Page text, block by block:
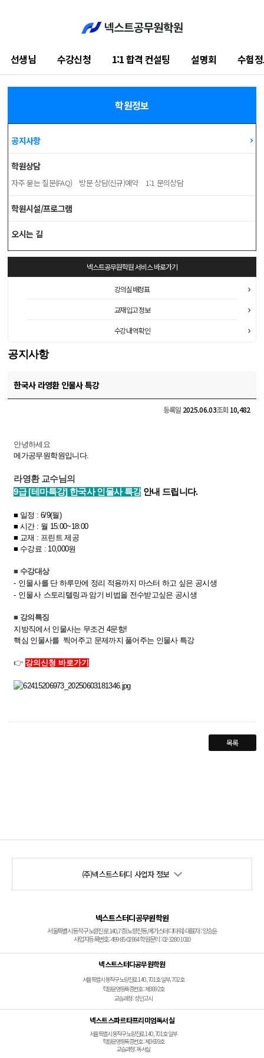
선생님 수강신청 1:1 합격 컨설팅 설명회 수험
학습지원센터
학원정보
공지사항
학원상담
자주 묻는 질문(FAQ) 방문 상담(신규)예약 1:1 문의상담
학원시설/프로그램
오시는 길
넥스트공무원학원서비스 바로가기
강의실 배정표
교재 입고 정보
수강 내역 확인
공지사항
한국사 라영환 인물사 특강
등록일 2025.06.03조회 10,482
안녕하세요
메가공무원학원입니다.
라영환 교수님의
9급 [테마특강] 한국사 인물사 특강 안내 드립니다.
■ 일정 : 6/9(월)
■​시간 : 월 15:00~18:00
■​ 교재 : 프린트 제공
■​ 수강료 : 10,000원
■​ 수강대상
- 인물사를 단하루만에 정리 적용까지 마스터 하고 싶은 공시생
- 인물사 스토리텔링과 암기 비법을 전수받고싶은 공시생
■​ 강의특징
지방직에서 인물사는 무조건 4문항!
핵심 인물사를 찍어주고 문제까지 풀어주는 인물사 특강
👉 강의신청 바로가기
목록
(주)넥스트스터디 사업자 정보
넥스트스터디공무원학원
서울특별시 동작구 노량진로 140, 7층(노량진동, 메가스터디타워) 대표자 : 양승윤
사업자등록번호 : 499-85-02864 학원문의 : 02-3280-1010
넥스트스터디공무원학원
서울특별시 동작구 노량진로 140, 701호 일부, 702호
학원운영등록증번호 : 제3892호
교습과정 : 성인고시
넥스트스파르타프리미엄독서실
서울특별시 동작구 노량진로 140, 701호 일부
학원운영등록증번호 : 제3659호
교습과정 : 독서실